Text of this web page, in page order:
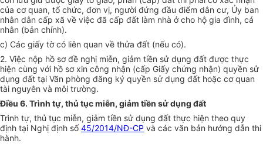
của cơ quan, tổ chức, đơn vị, người đứng đầu điểm dân cư, Ủy ban
nhân dân cấp xã về việc đã cấp đất làm nhà ở cho hộ gia đình, cá
nhân (bản chính).
c) Các giấy tờ có liên quan về thửa đất (nếu có).
2. Việc nộp hồ sơ đề nghị miễn, giảm tiền sử dụng đất được thực
hiện cùng với hồ sơ xin công nhận (cấp Giấy chứng nhận) quyền sử
dụng đất tại Văn phòng đăng ký quyền sử dụng đất hoặc cơ quan
tài nguyên và môi trường.
Điều 6. Trình tự, thủ tục miễn, giảm tiền sử dụng đất
Trình tự, thủ tục miễn, giảm tiền sử dụng đất thực hiện theo quy
định tại Nghị định số45/2014/NĐ-CP và các văn bản hướng dẫn thi
hành.